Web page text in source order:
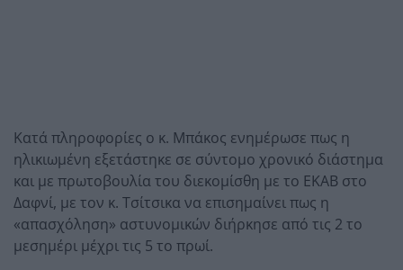
Κατά πληροφορίες ο κ. Μπάκος ενημέρωσε πως η
ηλικιωμένη εξετάστηκε σε σύντομο χρονικό διάστημα
και με πρωτοβουλία του διεκομίσθη με το ΕΚΑΒ στο
Δαφνί, με τον κ. Τσίτσικα να επισημαίνει πως η
«απασχόληση» αστυνομικών διήρκησε από τις 2 το
μεσημέρι μέχρι τις 5 το πρωί.